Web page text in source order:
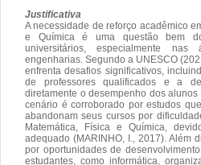
Justificativa
A necessidade de reforço acadêmico
e Química é uma questão bem
universitários, especialmente
engenharias. Segundo a UNESCO
enfrenta desafios significativos,
de professores qualificados e a
diretamente o desempenho dos
cenário é corroborado por estudos
abandonam seus cursos por
Matemática, Física e Química,
adequado (MARINHO, I., 2017). Além
por oportunidades de
estudantes, como informática,